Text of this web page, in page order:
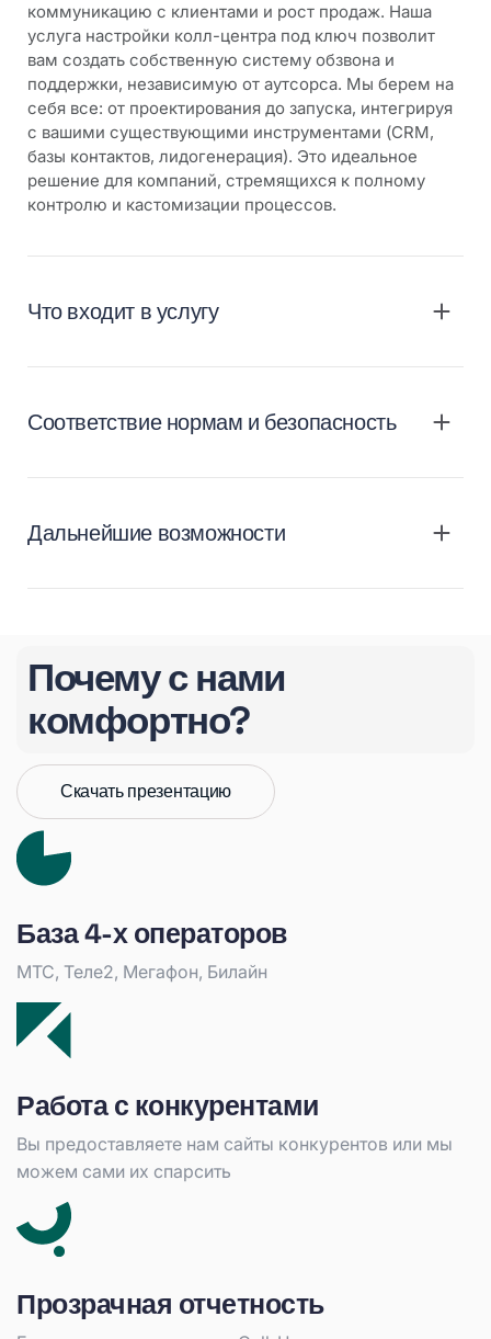
коммуникацию с клиентами и рост продаж. Наша
услуга настройки колл-центра под ключ позволит
вам создать собственную систему обзвона и
поддержки, независимую от аутсорса. Мы берем на
себя все: от проектирования до запуска, интегрируя
с вашими существующими инструментами (CRM,
базы контактов, лидогенерация). Это идеальное
решение для компаний, стремящихся к полному
контролю и кастомизации процессов.
Что входит в услугу
Соответствие нормам и безопасность
Дальнейшие возможности
Почему с нами
комфортно?
Скачать презентацию
База 4-х операторов
МТС, Теле2, Мегафон, Билайн
Работа с конкурентами
Вы предоставляете нам сайты конкурентов или мы
можем сами их спарсить
Прозрачная отчетность